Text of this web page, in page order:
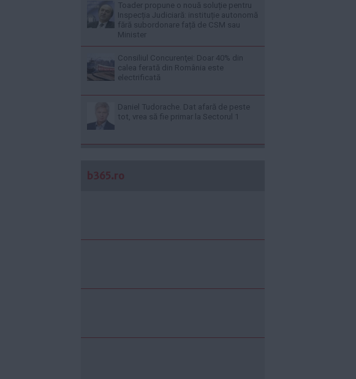
Toader propune o nouă soluție pentru
Inspecția Judiciară: instituție autonomă
fără subordonare față de CSM sau
Minister
Consiliul Concurenţei: Doar 40% din
calea ferată din România este
electrificată
Daniel Tudorache. Dat afară de peste
tot, vrea să fie primar la Sectorul 1
b365.ro